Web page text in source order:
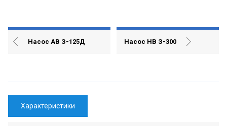
Насос АВ З-125Д Насос НВ З-300
Характеристики